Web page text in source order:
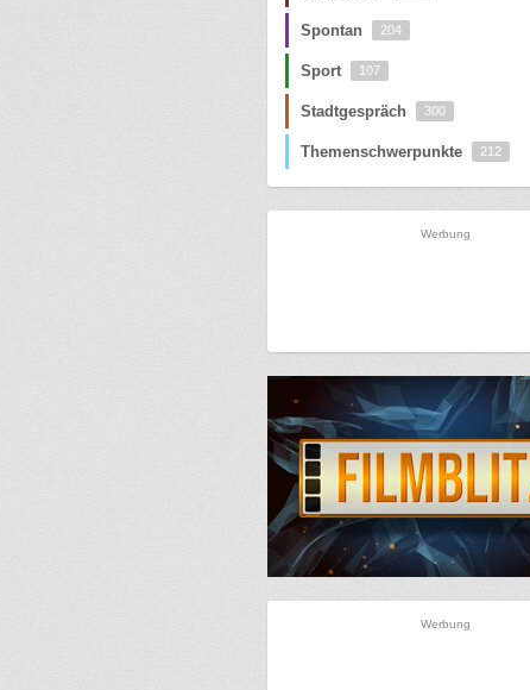
Spontan 204
Sport 107
Stadtgespräch 300
Themenschwerpunkte 212
Werbung
Werbung